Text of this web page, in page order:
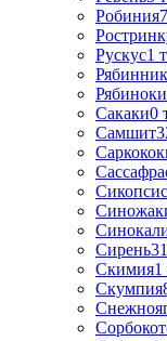
Робиния
Рускус1
Рябинник
Сакаки0
Самшит
Сикопсис
Сирень
Скимия1
Скумпия